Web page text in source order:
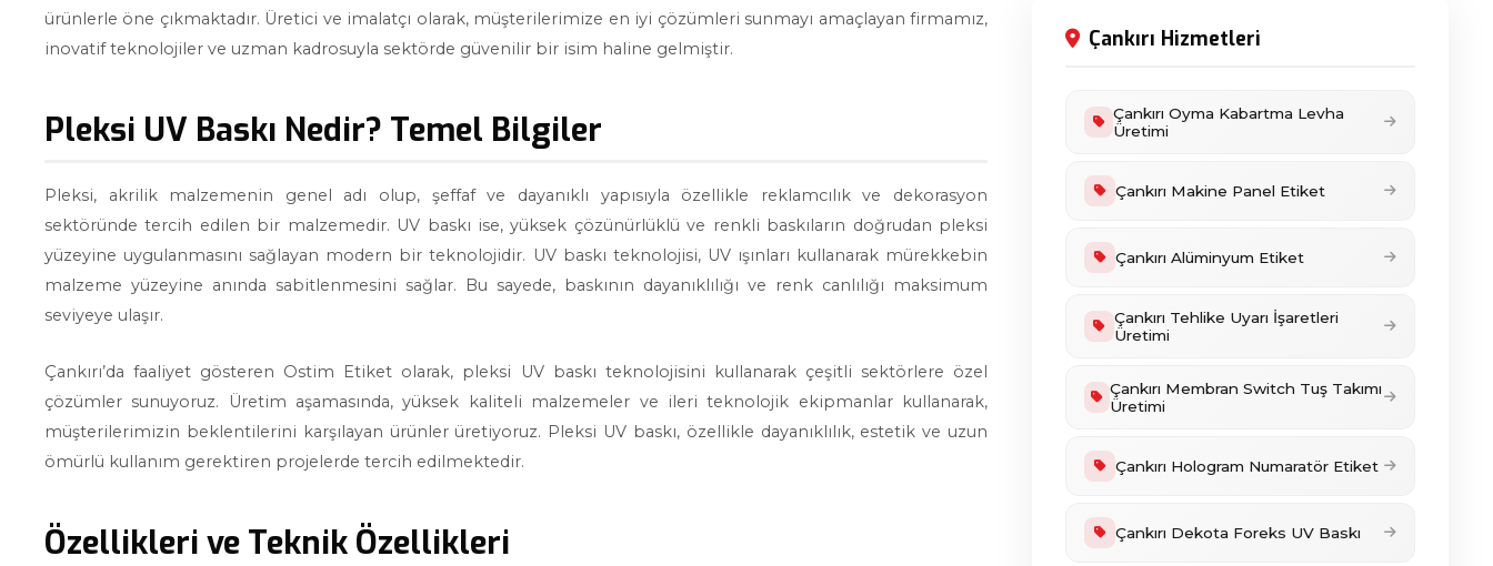
ürünlerle öne çıkmaktadır. Üretici ve imalatçı olarak, müşterilerimize en iyi çözümleri sunmayı amaçlayan firmamız,
inovatif teknolojiler ve uzman kadrosuyla sektörde güvenilir bir isim haline gelmiştir.
Pleksi UV Baskı Nedir? Temel Bilgiler
Pleksi, akrilik malzemenin genel adı olup, şeffaf ve dayanıklı yapısıyla özellikle reklamcılık ve dekorasyon
sektöründe tercih edilen bir malzemedir. UV baskı ise, yüksek çözünürlüklü ve renkli baskıların doğrudan pleksi
yüzeyine uygulanmasını sağlayan modern bir teknolojidir. UV baskı teknolojisi, UV ışınları kullanarak mürekkebin
malzeme yüzeyine anında sabitlenmesini sağlar. Bu sayede, baskının dayanıklılığı ve renk canlılığı maksimum
seviyeye ulaşır.
Çankırı’da faaliyet gösteren Ostim Etiket olarak, pleksi UV baskı teknolojisini kullanarak çeşitli sektörlere özel
çözümler sunuyoruz. Üretim aşamasında, yüksek kaliteli malzemeler ve ileri teknolojik ekipmanlar kullanarak,
müşterilerimizin beklentilerini karşılayan ürünler üretiyoruz. Pleksi UV baskı, özellikle dayanıklılık, estetik ve uzun
ömürlü kullanım gerektiren projelerde tercih edilmektedir.
Özellikleri ve Teknik Özellikleri
Çankırı Hizmetleri
Çankırı Oyma Kabartma Levha
Üretimi
Çankırı Makine Panel Etiket
Çankırı Alüminyum Etiket
Çankırı Tehlike Uyarı İşaretleri
Üretimi
Çankırı Membran Switch Tuş Takımı
Üretimi
Çankırı Hologram Numaratör Etiket
Çankırı Dekota Foreks UV Baskı